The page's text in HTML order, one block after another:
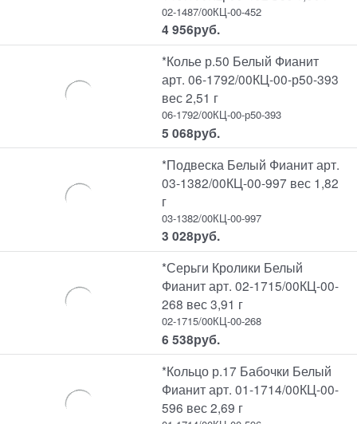
02-1487/00КЦ-00-452
4 956руб.
*Колье р.50 Белый Фианит
арт. 06-1792/00КЦ-00-р50-393
вес 2,51 г
06-1792/00КЦ-00-р50-393
5 068руб.
*Подвеска Белый Фианит арт.
03-1382/00КЦ-00-997 вес 1,82
г
03-1382/00КЦ-00-997
3 028руб.
*Серьги Кролики Белый
Фианит арт. 02-1715/00КЦ-00-
268 вес 3,91 г
02-1715/00КЦ-00-268
6 538руб.
*Кольцо р.17 Бабочки Белый
Фианит арт. 01-1714/00КЦ-00-
596 вес 2,69 г